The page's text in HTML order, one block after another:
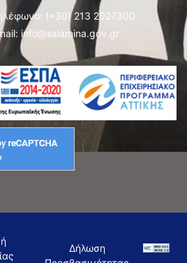
(+30) 213 2027300
info@salamina.gov.gr
Δήλωση